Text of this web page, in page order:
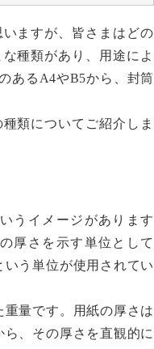
ますが、皆さまはどの
種類があり、用途によ
あるA4やB5から、封筒
類についてご紹介しま
うイメージがあります
厚さを示す単位として
いう単位が使用されてい
量です。用紙の厚さは
、その厚さを直観的に